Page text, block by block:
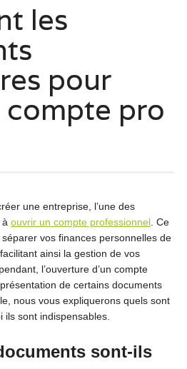
les
pour
pro
une entreprise, l’une des
ouvrir un compte professionnel. Ce
vos finances personnelles de
ainsi la gestion de vos
l’ouverture d’un compte
de certains documents
nous vous expliquerons quels sont
sont indispensables.
sont-ils